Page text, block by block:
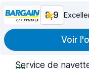
8,9
Voir
Service de